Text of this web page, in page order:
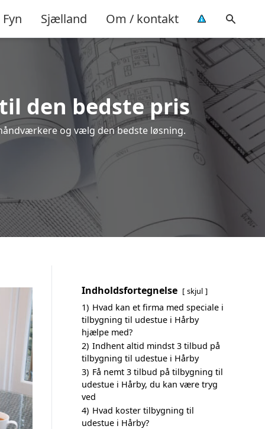
Fyn Sjælland Om / kontakt
den bedste pris
og vælg den bedste løsning.
Indholdsfortegnelse skjul
1) Hvad kan et firma med speciale i
tilbygning til udestue i Hårby
hjælpe med?
2) Indhent altid mindst 3 tilbud på
tilbygning til udestue i Hårby
3) Få nemt 3 tilbud på tilbygning til
udestue i Hårby, du kan være tryg
ved
4) Hvad koster tilbygning til
udestue i Hårby?